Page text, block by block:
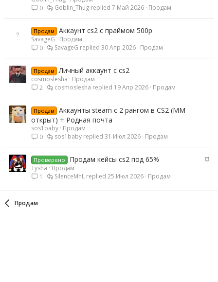
0
Продам
7 Май 2026
Goblin_Thug
Продам Аккаунт cs2 с праймом 500р
SavageG
Продам
0
Продам
30 Апр 2026
SavageG
Продам Личный аккаунт с cs2
cosmoslesha
Продам
2
Продам
19 Апр 2026
cosmoslesha
Продам
Аккаунты steam с 2 рангом в CS2 (ММ
открыт) + Родная почта
sos1baby Продам
0
Продам
31 Июл 2026
sos1baby
З
Проверено Продам кейсы cs2 под 65%
Tysha
Продам
1
Продам
25 Июл 2026
SilenceMhL
Продам